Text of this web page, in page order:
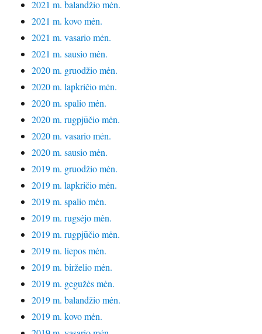
2021 m. balandžio mėn.
2021 m. kovo mėn.
2021 m. vasario mėn.
2021 m. sausio mėn.
2020 m. gruodžio mėn.
2020 m. lapkričio mėn.
2020 m. spalio mėn.
2020 m. rugpjūčio mėn.
2020 m. vasario mėn.
2020 m. sausio mėn.
2019 m. gruodžio mėn.
2019 m. lapkričio mėn.
2019 m. spalio mėn.
2019 m. rugsėjo mėn.
2019 m. rugpjūčio mėn.
2019 m. liepos mėn.
2019 m. birželio mėn.
2019 m. gegužės mėn.
2019 m. balandžio mėn.
2019 m. kovo mėn.